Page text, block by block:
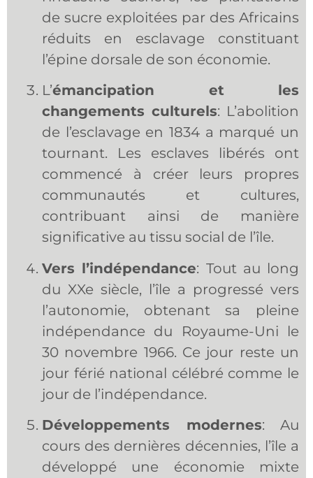
de sucre exploitées par des Africains
réduits en esclavage constituant
l’épine dorsale de son économie.
L’émancipation et les
changements culturels: L’abolition
de l’esclavage en 1834 a marqué un
tournant. Les esclaves libérés ont
commencé à créer leurs propres
communautés et cultures,
contribuant ainsi de manière
significative au tissu social de l’île.
Vers l’indépendance: Tout au long
du XXe siècle, l’île a progressé vers
l’autonomie, obtenant sa pleine
indépendance du Royaume-Uni le
30 novembre 1966. Ce jour reste un
jour férié national célébré comme le
jour de l’indépendance.
Développements modernes: Au
cours des dernières décennies, l’île a
développé une économie mixte